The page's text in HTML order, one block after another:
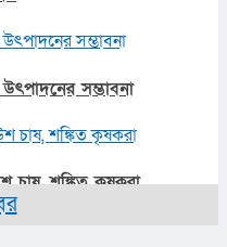
সম্ভাবনা
চাষ, শঙ্কিত কৃষকরা